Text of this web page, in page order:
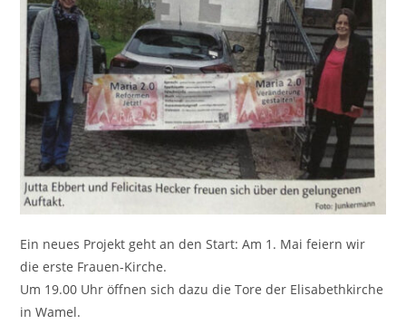
Ein neues Projekt geht an den Start: Am 1. Mai feiern wir
die erste Frauen-Kirche.
Um 19.00 Uhr öffnen sich dazu die Tore der Elisabethkirche
in Wamel.